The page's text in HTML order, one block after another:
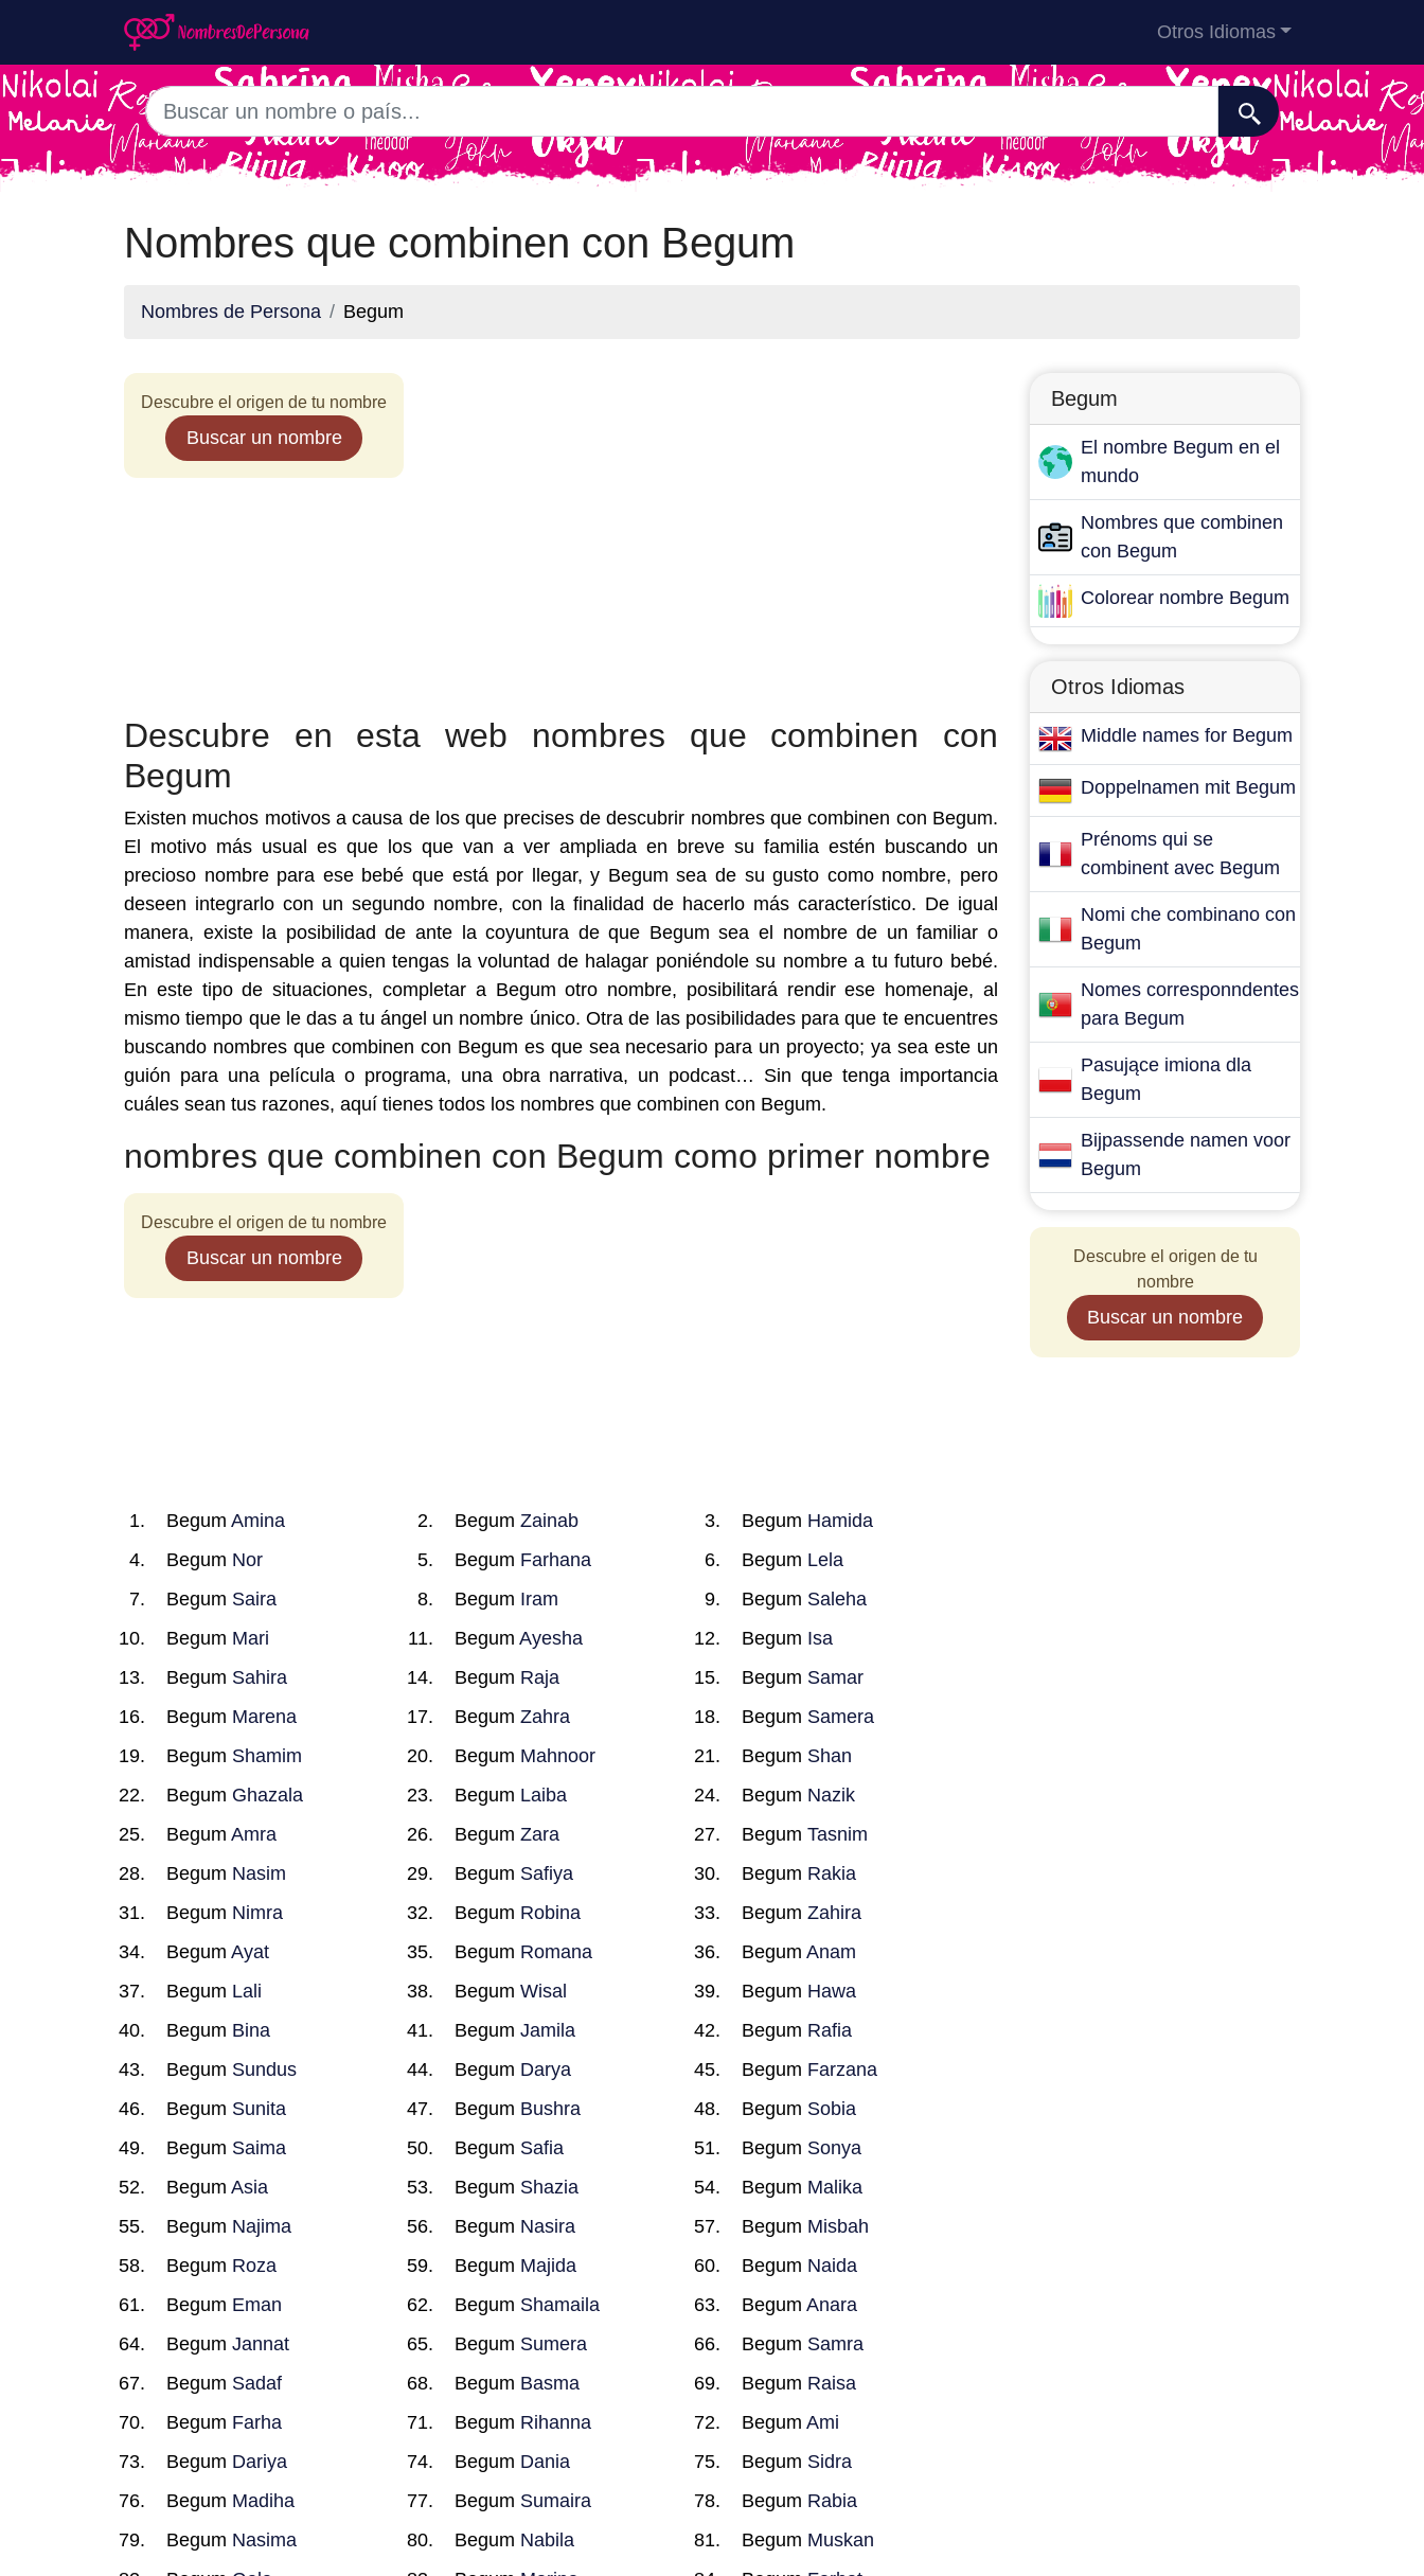
Otros Idiomas
Nombres que combinen con Begum
Nombres de Persona Begum
Descubre el origen de tu nombre
Buscar un nombre
Descubre en esta web nombres que combinen con
Begum
Existen muchos motivos a causa de los que precises de descubrir nombres que combinen con Begum.
El motivo más usual es que los que van a ver ampliada en breve su familia estén buscando un
precioso nombre para ese bebé que está por llegar, y Begum sea de su gusto como nombre, pero
deseen integrarlo con un segundo nombre, con la finalidad de hacerlo más característico. De igual
manera, existe la posibilidad de ante la coyuntura de que Begum sea el nombre de un familiar o
amistad indispensable a quien tengas la voluntad de halagar poniéndole su nombre a tu futuro bebé.
En este tipo de situaciones, completar a Begum otro nombre, posibilitará rendir ese homenaje, al
mismo tiempo que le das a tu ángel un nombre único. Otra de las posibilidades para que te encuentres
buscando nombres que combinen con Begum es que sea necesario para un proyecto; ya sea este un
guión para una película o programa, una obra narrativa, un podcast… Sin que tenga importancia
cuáles sean tus razones, aquí tienes todos los nombres que combinen con Begum.
nombres que combinen con Begum como primer nombre
Descubre el origen de tu nombre
Buscar un nombre
Begum Amina Begum Zainab Begum Hamida
Begum Nor Begum Farhana Begum Lela
Begum Saira Begum Iram Begum Saleha
Begum Mari Begum Ayesha Begum Isa
Begum Sahira Begum Raja Begum Samar
Begum Marena Begum Zahra Begum Samera
Begum Shamim Begum Mahnoor Begum Shan
Begum Ghazala Begum Laiba Begum Nazik
Begum Amra Begum Zara BegumTasnim
Begum Nasim Begum Safiya Begum Rakia
Begum Nimra Begum Robina BegumZahira
Begum Ayat Begum Romana BegumAnam
Begum Lali Begum Wisal Begum Hawa
Begum Bina Begum Jamila Begum Rafia
Begum Sundus Begum Darya Begum Farzana
Begum Sunita Begum Bushra Begum Sobia
Begum Saima Begum Safia Begum Sonya
Begum Asia Begum Shazia Begum Malika
Begum Najima Begum Nasira Begum Misbah
Begum Roza Begum Majida Begum Naida
Begum Eman Begum Shamaila BegumAnara
Begum Jannat Begum Sumera Begum Samra
Begum Sadaf Begum Basma Begum Raisa
Begum Farha Begum Rihanna BegumAmi
Begum Dariya Begum Dania Begum Sidra
Begum Madiha Begum Sumaira Begum Rabia
Begum Nasima Begum Nabila Begum Muskan
Begum
El nombre Begum en el
mundo
Nombres que combinen
con Begum
Colorear nombre Begum
Otros Idiomas
Middle names for Begum
Doppelnamen mit Begum
Prénoms qui se
combinent avec Begum
Nomi che combinano con
Begum
Nomes corresponndentes
para Begum
Pasujące imiona dla
Begum
Bijpassende namen voor
Begum
Descubre el origen de tu
nombre
Buscar un nombre